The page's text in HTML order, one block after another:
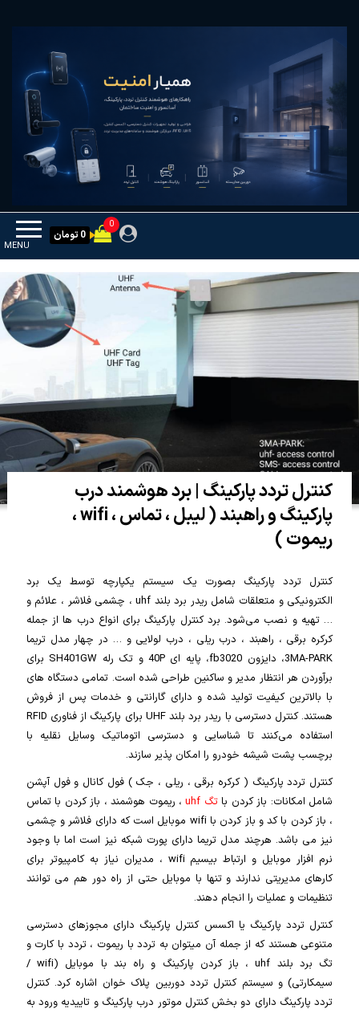
MENU
0
0 تومان
کنترل تردد پارکینگ | برد هوشمند درب
پارکینگ و راهبند ( لیبل ، تماس ، wifi ،
ریموت )
کنترل تردد پارکینگ بصورت یک سیستم یکپارچه توسط یک برد
الکترونیکی و متعلقات شامل ریدر برد بلند uhf ، چشمی فلاشر ، علائم و
… تهیه و نصب می‌شود. برد کنترل پارکینگ برای انواع درب ها از جمله
کرکره برقی ، راهبند ، درب ریلی ، درب لولایی و … در چهار مدل تریما
3MA-PARK، دایزون fb3020، پایه ای 40P و تک رله SH401GW برای
برآوردن هر انتظار مدیر و ساکنین طراحی شده است. تمامی دستگاه های
با بالاترین کیفیت تولید شده و دارای گارانتی و خدمات پس از فروش
هستند. کنترل دسترسی با ریدر برد بلند UHF برای پارکینگ از فناوری RFID
استفاده می‌کنند تا شناسایی و دسترسی اتوماتیک وسایل نقلیه با
برچسب پشت شیشه خودرو را امکان پذیر سازند.
کنترل تردد پارکینگ ( کرکره برقی ، ریلی ، جک ) فول کانال و فول آپشن
شامل امکانات: باز کردن باتگ uhf
، ریموت هوشمند ، باز کردن با تماس
، باز کردن با کد و باز کردن با wifi موبایل است که دارای فلاشر و چشمی
نیز می باشد. هرچند مدل تریما دارای پورت شبکه نیز است اما با وجود
نرم افزار موبایل و ارتباط بیسیم wifi ، مدیران نیاز به کامپیوتر برای
کارهای مدیریتی ندارند و تنها با موبایل حتی از راه دور هم می توانند
تنظیمات و عملیات را انجام دهند.
کنترل تردد پارکینگ یا اکسس کنترل پارکینگ دارای مجوزهای دسترسی
متنوعی هستند که از جمله آن میتوان به تردد با ریموت ، تردد با کارت و
تگ برد بلند uhf ، باز کردن پارکینگ و راه بند با موبایل (wifi /
سیمکارتی) و سیستم کنترل تردد دوربین پلاک خوان اشاره کرد. کنترل
تردد پارکینگ دارای دو بخش کنترل موتور درب پارکینگ و تاییدیه ورود به